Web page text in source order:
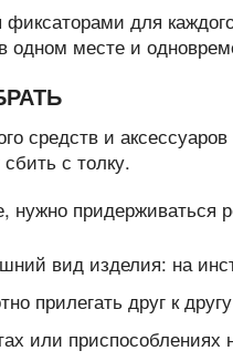
для
одном месте и
средств и
с толку.
нужно придерживаться
вид изделия: на
прилегать друг к
или